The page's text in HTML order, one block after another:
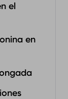
el
en